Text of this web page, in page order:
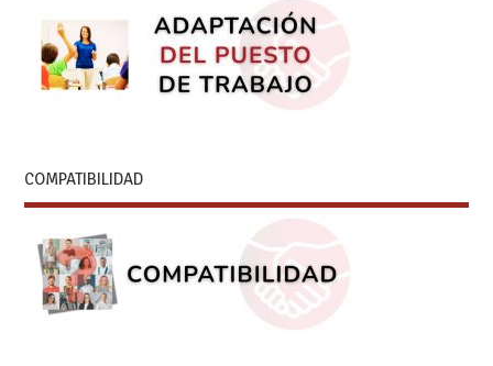
COMPATIBILIDAD